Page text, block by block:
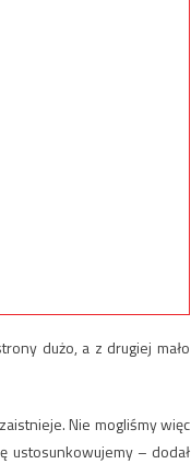
dużo, a z drugiej mało
Nie mogliśmy więc
ustosunkowujemy – dodał